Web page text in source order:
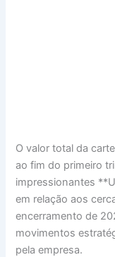
O valor total da
ao fim do primeiro
impressionantes
em relação aos
encerramento de
movimentos
pela empresa.